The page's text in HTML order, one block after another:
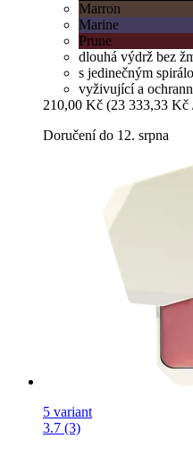
Marron
Marine
Prune
dlouhá výdrž bez
s jedinečným
vyživující a
210,00 Kč (23 333,33 Kč
Doručení do 12. srpna
5 variant
3.7 (3)